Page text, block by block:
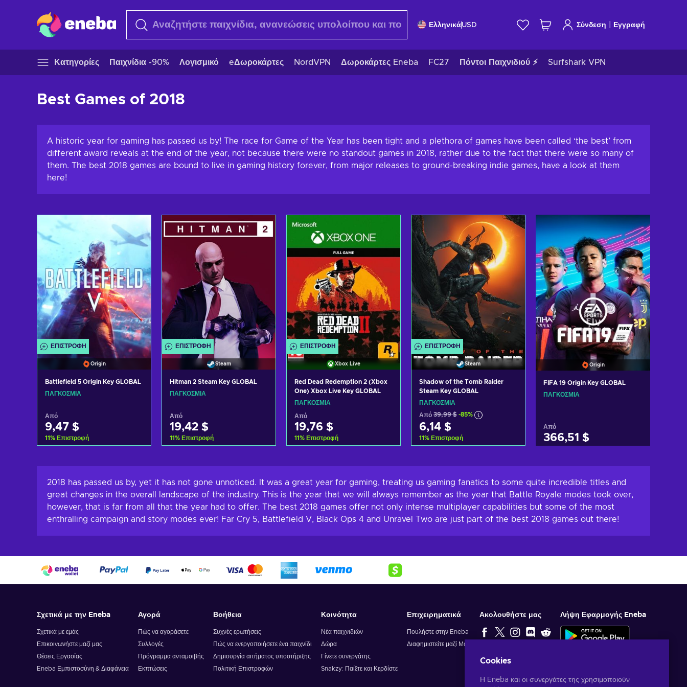
ΕλληνικάUSD Σύνδεση Εγγραφή
Κατηγορίες Παιχνίδια -90% Λογισμικό eΔωροκάρτες NordVPN Δωροκάρτες Eneba FC27 Πόντοι Παιχνιδιού ⚡ Surfshark VPN
Best Games of 2018
A historic year for gaming has passed us by! The race for Game of the Year has been tight and a plethora of games have been called ‘the best’ from
different award reveals at the end of the year, not because there were no standout games in 2018, rather due to the fact that there were so many of
them. The best 2018 games are bound to live in gaming history forever, from major releases to ground-breaking indie games, have a look at them
here!
ΕΠΙΣΤΡΟΦΉ
Origin
Battlefield 5 Origin Key GLOBAL
ΠΑΓΚΌΣΜΙΑ
Από
9,47 $
11% Επιστροφή
Δείτε προσφορές
ΕΠΙΣΤΡΟΦΉ
Steam
Hitman 2 Steam Key GLOBAL
ΠΑΓΚΌΣΜΙΑ
Από
19,42 $
11% Επιστροφή
Δείτε προσφορές
ΕΠΙΣΤΡΟΦΉ
Xbox Live
Red Dead Redemption 2 (Xbox
One) Xbox Live Key GLOBAL
ΠΑΓΚΌΣΜΙΑ
Από
19,76 $
11% Επιστροφή
Δείτε προσφορές
ΕΠΙΣΤΡΟΦΉ
Steam
Shadow of the Tomb Raider
Steam Key GLOBAL
ΠΑΓΚΌΣΜΙΑ
Από 39,99 $ -85%
6,14 $
11% Επιστροφή
Δείτε προσφορές
Origin
FIFA 19 Origin Key GLOBAL
ΠΑΓΚΌΣΜΙΑ
Από
366,51 $
Δείτε προσφορές
2018 has passed us by, yet it has not gone unnoticed. It was a great year for gaming, treating us gaming fanatics to some quite incredible titles and
great changes in the overall landscape of the industry. This is the year that we will always remember as the year that Battle Royale modes took over,
however, that is far from all that the year had to offer. The best 2018 games offer not only intense multiplayer capabilities but some of the most
enthralling campaign and story modes ever! Far Cry 5, Battlefield V, Black Ops 4 and Unravel Two are just part of the best 2018 games out there!
Σχετικά με την Eneba
Σχετικά με εμάς
Επικοινωνήστε μαζί μας
Θέσεις Εργασίας
Eneba Εμπιστοσύνη & Διαφάνεια
Αγορά
Πώς να αγοράσετε
Συλλογές
Πρόγραμμα ανταμοιβής
Εκπτώσεις
Βοήθεια
Συχνές ερωτήσεις
Πώς να ενεργοποιήσετε ένα παιχνίδι
Δημιουργία αιτήματος υποστήριξης
Πολιτική Επιστροφών
Κοινότητα
Νέα παιχνιδιών
Δώρα
Γίνετε συνεργάτης
Snakzy: Παίξτε και Κερδίστε
Επιχειρηματικά
Πουλήστε στην Eneba
Διαφημιστείτε μαζί Μας
Ακολουθήστε μας
ΕΠΙΛΟΓΉ
ΣΥΝΤΆΚΤΗ
Λήψη Εφαρμογής Eneba
Cookies
Η Eneba και οι συνεργάτες της χρησιμοποιούν